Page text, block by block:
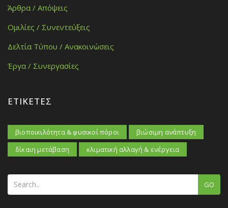
Άρθρα / Απόψεις
Ομιλίες / Συνεντεύξεις
Δελτία Τύπου / Ανακοινώσεις
Έργα / Συνεργασίες
ΕΤΙΚΈΤΕΣ
βιοποικιλότητα & φυσικοί πόροι
βιώσιμη ανάπτυξη
δίκαιη μετάβαση
κλιματική αλλαγή & ενέργεια
GO